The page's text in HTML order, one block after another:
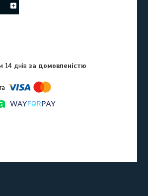
14 днівза домовленістю